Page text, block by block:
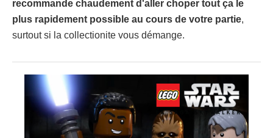
recommande chaudement d'aller choper tout ça le
plus rapidement possible au cours de votre partie,
surtout si la collectionite vous démange.